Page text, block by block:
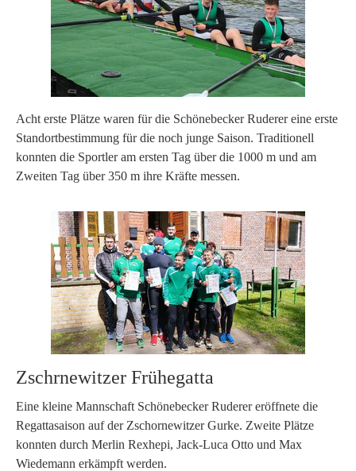
Acht erste Plätze waren für die Schönebecker Ruderer eine erste
Standortbestimmung für die noch junge Saison. Traditionell
konnten die Sportler am ersten Tag über die 1000 m und am
Zweiten Tag über 350 m ihre Kräfte messen.
Zschrnewitzer Frühegatta
Eine kleine Mannschaft Schönebecker Ruderer eröffnete die
Regattasaison auf der Zschornewitzer Gurke. Zweite Plätze
konnten durch Merlin Rexhepi, Jack-Luca Otto und Max
Wiedemann erkämpft werden.